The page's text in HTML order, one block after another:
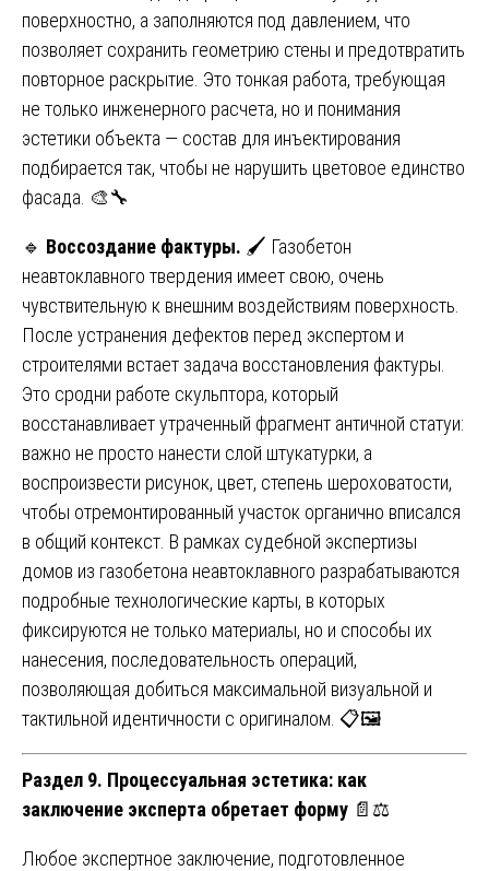
поверхностно, а заполняются под давлением, что
позволяет сохранить геометрию стены и предотвратить
повторное раскрытие. Это тонкая работа, требующая
не только инженерного расчета, но и понимания
эстетики объекта — состав для инъектирования
подбирается так, чтобы не нарушить цветовое единство
фасада. 🎨🔧
🔹 Воссоздание фактуры. 🖌️ Газобетон
неавтоклавного твердения имеет свою, очень
чувствительную к внешним воздействиям поверхность.
После устранения дефектов перед экспертом и
строителями встает задача восстановления фактуры.
Это сродни работе скульптора, который
восстанавливает утраченный фрагмент античной статуи:
важно не просто нанести слой штукатурки, а
воспроизвести рисунок, цвет, степень шероховатости,
чтобы отремонтированный участок органично вписался
в общий контекст. В рамках судебной экспертизы
домов из газобетона неавтоклавного разрабатываются
подробные технологические карты, в которых
фиксируются не только материалы, но и способы их
нанесения, последовательность операций,
позволяющая добиться максимальной визуальной и
тактильной идентичности с оригиналом. 📋🖼️
Раздел 9. Процессуальная эстетика: как
заключение эксперта обретает форму 📄⚖️
Любое экспертное заключение, подготовленное